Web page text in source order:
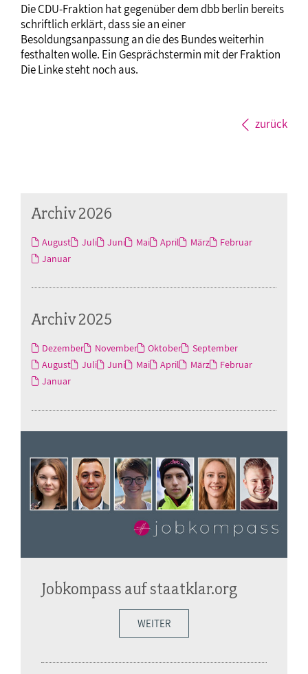
Die CDU-Fraktion hat gegenüber dem dbb berlin bereits
schriftlich erklärt, dass sie an einer
Besoldungsanpassung an die des Bundes weiterhin
festhalten wolle. Ein Gesprächstermin mit der Fraktion
Die Linke steht noch aus.
zurück
Archiv 2026
August Juli Juni Mai April März
Februar
Januar
Archiv 2025
Dezember November Oktober
September
August
Juli Juni Mai April März
Februar
Januar
Jobkompass auf staatklar.org
WEITER